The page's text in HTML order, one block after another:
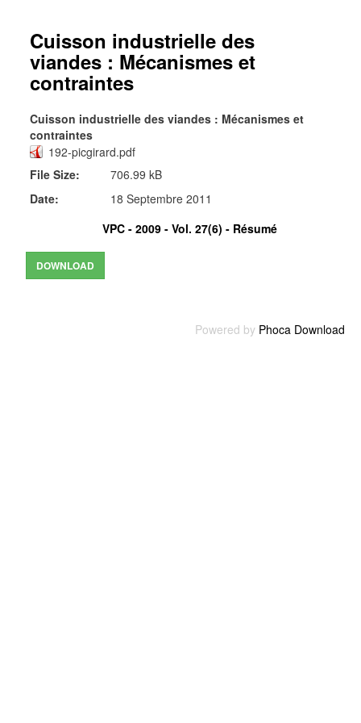
Cuisson industrielle des
viandes : Mécanismes et
contraintes
Cuisson industrielle des viandes : Mécanismes et
contraintes
192-picgirard.pdf
File Size:
706.99 kB
Date:
18 Septembre 2011
VPC - 2009 - Vol. 27(6) - Résumé
Powered by Phoca Download